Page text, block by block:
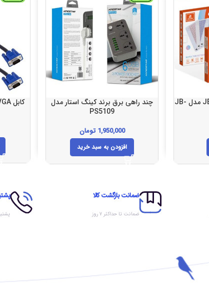
کیبورد بلوتوث برند JEQANG مدل JB-
چند راهی برق برند کینگ استار مدل
PS5109
1,950,000 تومان
افزودن به سبد خرید
کابل VGA مدل MR-101 طول 3 متر
ضمانت بازگشت کالا
ضمانت تا حداکثر ۷ روز